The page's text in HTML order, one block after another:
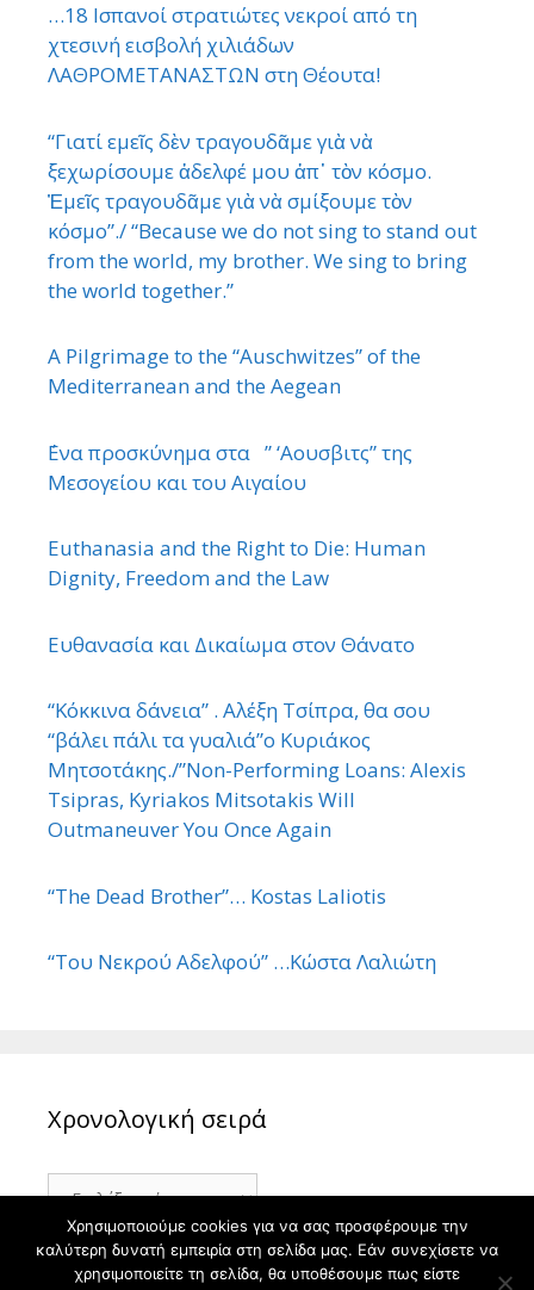
…18 Ισπανοί στρατιώτες νεκροί από τη
χτεσινή εισβολή χιλιάδων
ΛΑΘΡΟΜΕΤΑΝΑΣΤΩΝ στη Θέουτα!
“Γιατί εμεῖς δὲν τραγουδᾶμε γιὰ νὰ
ξεχωρίσουμε ἀδελφέ μου ἀπ᾿ τὸν κόσμο.
Ἐμεῖς τραγουδᾶμε γιὰ νὰ σμίξουμε τὸν
κόσμο”./ “Because we do not sing to stand out
from the world, my brother. We sing to bring
the world together.”
A Pilgrimage to the “Auschwitzes” of the
Mediterranean and the Aegean
΄Ενα προσκύνημα στα ” ‘Αουσβιτς” της
Μεσογείου και του Αιγαίου
Euthanasia and the Right to Die: Human
Dignity, Freedom and the Law
Ευθανασία και Δικαίωμα στον Θάνατο
“Κόκκινα δάνεια” . Αλέξη Τσίπρα, θα σου
“βάλει πάλι τα γυαλιά”ο Κυριάκος
Μητσοτάκης./”Non-Performing Loans: Alexis
Tsipras, Kyriakos Mitsotakis Will
Outmaneuver You Once Again
“The Dead Brother”… Kostas Laliotis
“Του Νεκρού Αδελφού” …Κώστα Λαλιώτη
Χρονολογική σειρά
Χρονολογική
σειρά
Χρησιμοποιούμε cookies για να σας προσφέρουμε την
καλύτερη δυνατή εμπειρία στη σελίδα μας. Εάν συνεχίσετε να
χρησιμοποιείτε τη σελίδα, θα υποθέσουμε πως είστε